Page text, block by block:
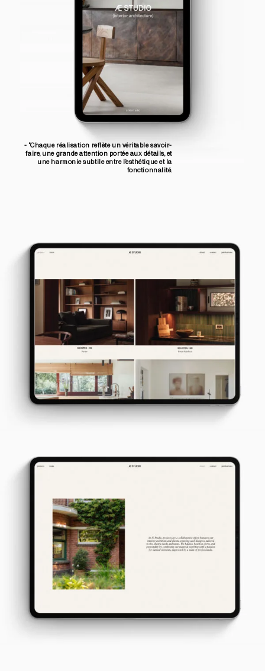
- "Chaque réalisation reflète un véritable savoir-
faire, une grande attention portée aux détails, et
une harmonie subtile entre l’esthétique et la
fonctionnalité.